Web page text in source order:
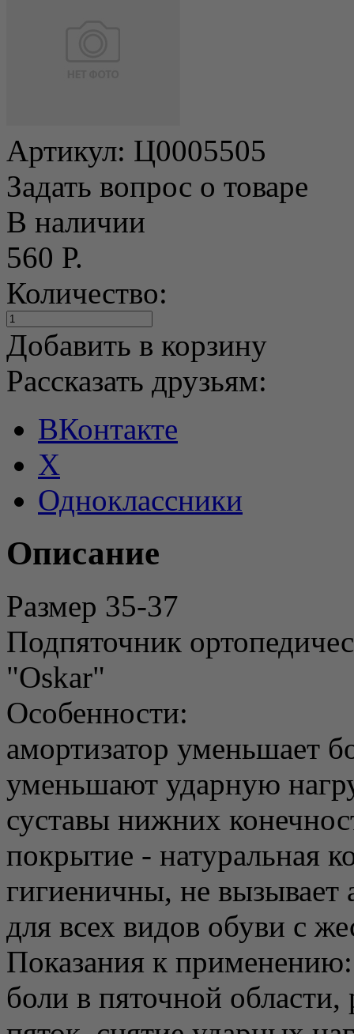
Артикул: Ц0005505
Задать вопрос о товаре
В наличии
560 Р.
Количество:
Добавить в корзину
Рассказать друзьям:
ВКонтакте
X
Одноклассники
Описание
Размер 35-37
Подпяточник
"Oskar"
Особенности:
амортизатор уменьшает
уменьшают ударную
суставы нижних
покрытие - натуральная
гигиеничны, не вызывает
для всех видов обуви с
Показания к
боли в пяточной